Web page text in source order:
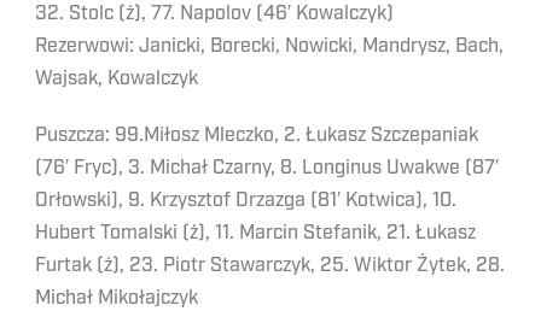
32. Stolc (ż), 77. Napolov (46′ Kowalczyk)
Rezerwowi: Janicki, Borecki, Nowicki, Mandrysz, Bach,
Wajsak, Kowalczyk
Puszcza: 99.Miłosz Mleczko, 2. Łukasz Szczepaniak
(76′ Fryc), 3. Michał Czarny, 8. Longinus Uwakwe (87′
Orłowski), 9. Krzysztof Drzazga (81′ Kotwica), 10.
Hubert Tomalski (ż), 11. Marcin Stefanik, 21. Łukasz
Furtak (ż), 23. Piotr Stawarczyk, 25. Wiktor Żytek, 28.
Michał Mikołajczyk